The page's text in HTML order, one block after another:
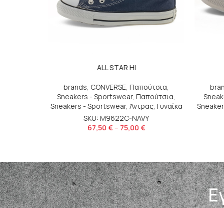
ALL STAR HI
brands, CONVERSE, Παπούτσια,
Sneakers - Sportswear, Παπούτσια,
Sneakers - Sportswear, Άντρας, Γυναίκα
SKU: M9622C-NAVY
67,50 € – 75,00 €